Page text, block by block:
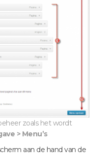
zoals het wordt
> Menu’s
aan de hand van de